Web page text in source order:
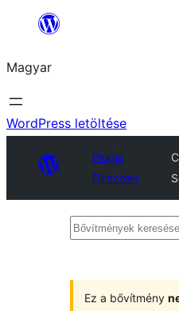
Ugrás
tartalomhoz
Magyar
WordPress letöltése
Plugin
Directory
Bővítmények
Ez a bővítmény